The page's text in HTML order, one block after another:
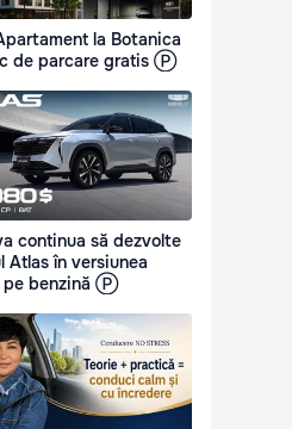
la Botanica
de parcare gratis Ⓟ
continua să dezvolte
Atlas în versiunea
pe benzină Ⓟ